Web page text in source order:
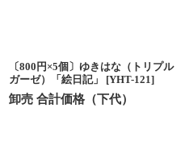
〔800円×5個〕ゆきはな（トリプル
ガーゼ）「絵日記」
[YHT-121]
卸売 合計価格（下代）